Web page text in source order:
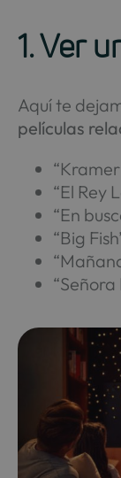
1. Ver
Aquí te
películas
“El Rey
“En
“Big